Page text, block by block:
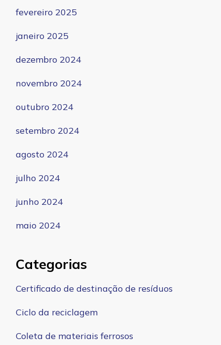
fevereiro 2025
janeiro 2025
dezembro 2024
novembro 2024
outubro 2024
setembro 2024
agosto 2024
julho 2024
junho 2024
maio 2024
Categorias
Certificado de destinação de resíduos
Ciclo da reciclagem
Coleta de materiais ferrosos